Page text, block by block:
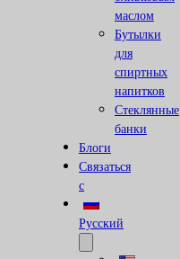
маслом
Бутылки
для
спиртных
напитков
Стеклянные
банки
Блоги
Связаться
с
Русский